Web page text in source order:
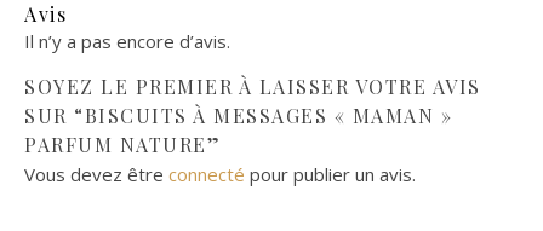
Avis
Il n’y a pas encore d’avis.
SOYEZ LE PREMIER À LAISSER VOTRE AVIS
SUR “BISCUITS À MESSAGES « MAMAN »
PARFUM NATURE”
Vous devez être connecté pour publier un avis.